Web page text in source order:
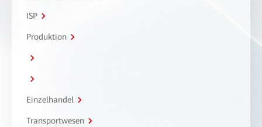
ISP
Produktion
Einzelhandel
Transportwesen